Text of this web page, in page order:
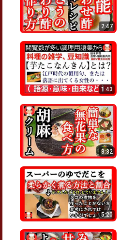
2:47
1:43
3:32
5:20